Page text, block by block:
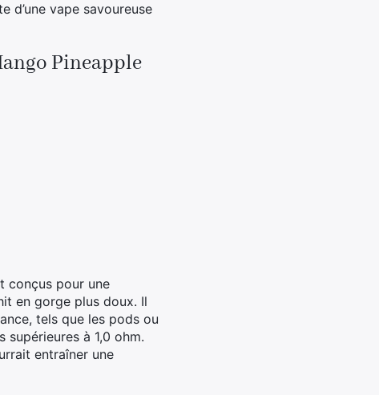
d’une vape savoureuse
Pineapple
conçus pour une
en gorge plus doux. Il
tels que les pods ou
à 1,0 ohm.
entraîner une